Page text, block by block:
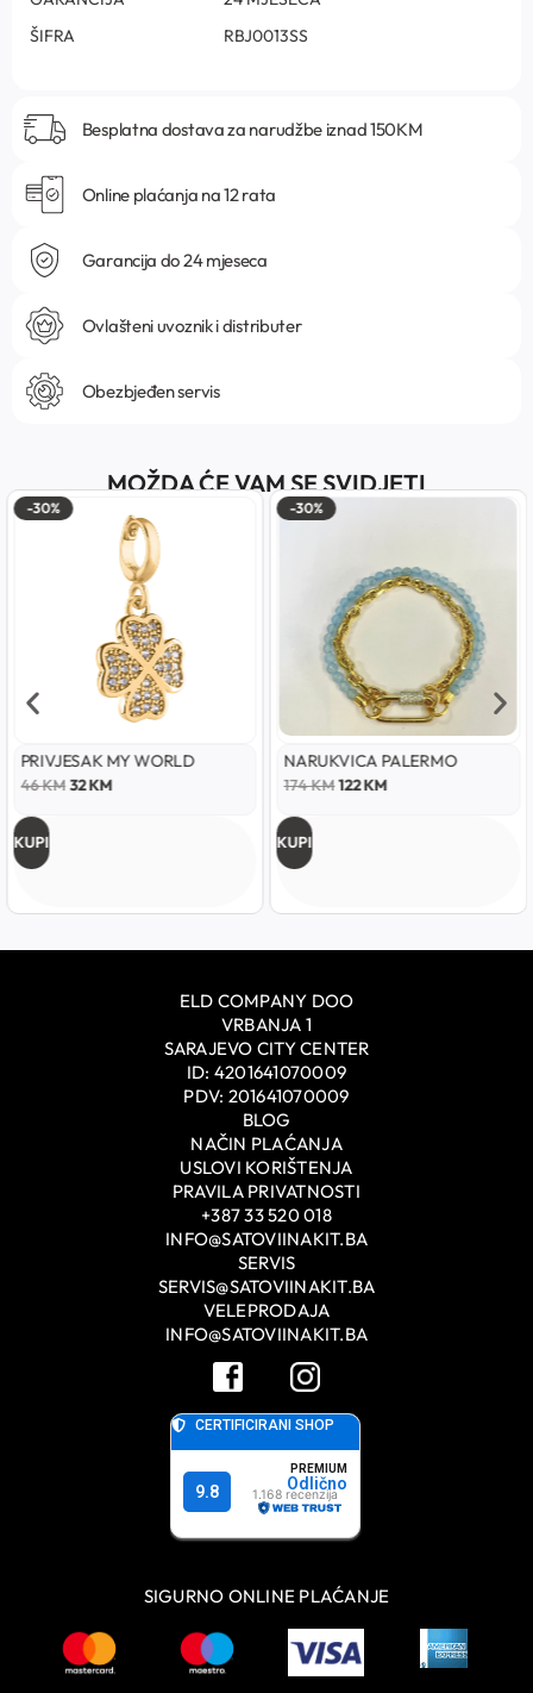
ŠIFRA
RBJ0013SS
Besplatna dostava za narudžbe iznad 150KM
Online plaćanja na 12 rata
Garancija do 24 mjeseca
Ovlašteni uvoznik i distributer
Obezbjeđen servis
MOŽDA ĆE VAM SE SVIDJETI
-30%
PRIVJESAK MY WORLD
46KM32KM
KUPI
-30%
NARUKVICA PALERMO
174KM122KM
KUPI
ELD COMPANY DOO
VRBANJA 1
SARAJEVO CITY CENTER
ID: 4201641070009
PDV: 201641070009
BLOG
NAČIN PLAĆANJA
USLOVI KORIŠTENJA
PRAVILA PRIVATNOSTI
+387 33 520 018
INFO@SATOVIINAKIT.BA
SERVIS
SERVIS@SATOVIINAKIT.BA
VELEPRODAJA
INFO@SATOVIINAKIT.BA
SIGURNO ONLINE PLAĆANJE